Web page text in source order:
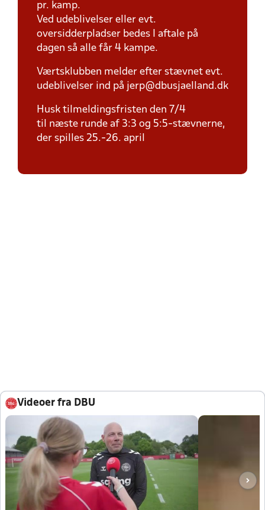
pr. kamp.
Ved udeblivelser eller evt.
oversidderpladser bedes I aftale på
dagen så alle får 4 kampe.
Værtsklubben melder efter stævnet evt.
udeblivelser ind på jerp@dbusjaelland.dk
Husk tilmeldingsfristen den 7/4
til næste runde af 3:3 og 5:5-stævnerne,
der spilles 25.-26. april
Videoer fra DBU